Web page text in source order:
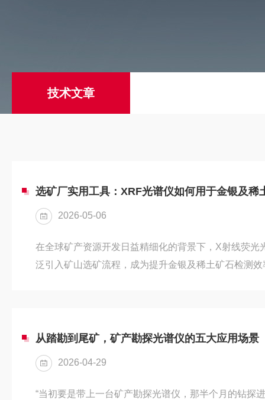
技术文章
选矿厂实用工具：XRF光谱仪如何用于金银及稀
2026-05-06
在全球矿产资源开发日益精细化的背景下，X射线荧光
泛引入矿山选矿流程，成为提升金银及稀土矿石检测
释放出具有特定能量的二次X射线，再经由探测器捕
完成对镁(Mg)至铀...
从踏勘到尾矿，矿产勘探光谱仪的五大应用场景
2026-04-29
“当初要是带上一台矿产勘探光谱仪，那半个月的钻探